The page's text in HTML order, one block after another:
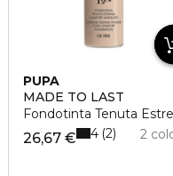
PUPA
MADE TO LAST
Fondotinta Tenuta
26,67 € 2
4 2